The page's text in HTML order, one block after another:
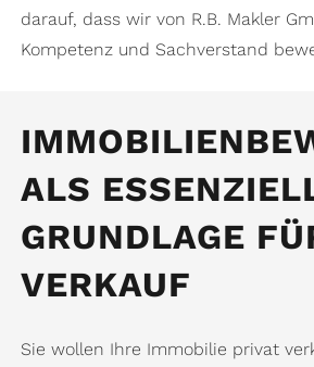
darauf, dass wir von R.B. Makler
Kompetenz und Sachverstand
ALS
GRUNDLAGE
VERKAUF
Sie wollen Ihre Immobilie privat